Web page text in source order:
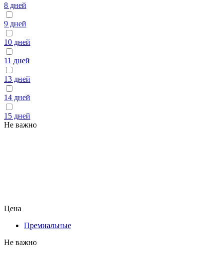
8 дней
9 дней
10 дней
11 дней
13 дней
14 дней
15 дней
Не важно
Цена
Премиальные
Не важно